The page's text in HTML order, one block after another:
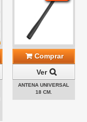
Comprar
Ver
ANTENA UNIVERSAL
18 CM.